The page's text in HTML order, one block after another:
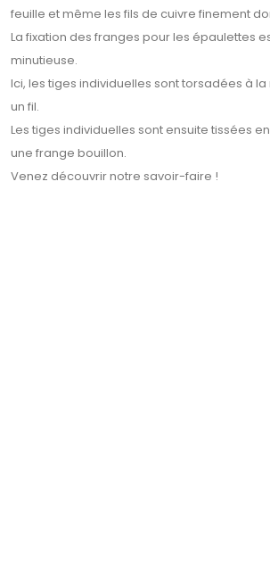
feuille et même les fils de cuivre finement
La fixation des franges pour les épaulettes
minutieuse.
Ici, les tiges individuelles sont torsadées à la
un fil.
Les tiges individuelles sont ensuite tissées
une frange bouillon.
Venez découvrir notre savoir-faire !